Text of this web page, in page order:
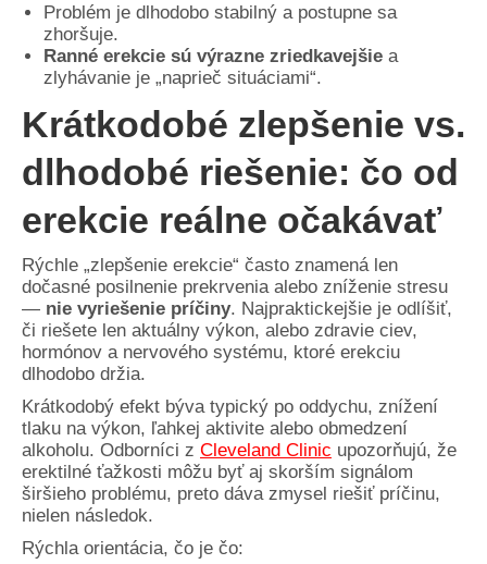
Problém je dlhodobo stabilný a postupne sa
zhoršuje.
Ranné erekcie sú výrazne zriedkavejšie a
zlyhávanie je „naprieč situáciami“.
Krátkodobé zlepšenie vs.
dlhodobé riešenie: čo od
erekcie reálne očakávať
Rýchle „zlepšenie erekcie“ často znamená len
dočasné posilnenie prekrvenia alebo zníženie stresu
— nie vyriešenie príčiny. Najpraktickejšie je odlíšiť,
či riešete len aktuálny výkon, alebo zdravie ciev,
hormónov a nervového systému, ktoré erekciu
dlhodobo držia.
Krátkodobý efekt býva typický po oddychu, znížení
tlaku na výkon, ľahkej aktivite alebo obmedzení
alkoholu. Odborníci z Cleveland Clinic upozorňujú, že
erektilné ťažkosti môžu byť aj skorším signálom
širšieho problému, preto dáva zmysel riešiť príčinu,
nielen následok.
Rýchla orientácia, čo je čo: